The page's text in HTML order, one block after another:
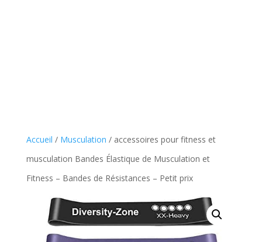
Accueil / Musculation / accessoires pour fitness et
musculation Bandes Élastique de Musculation et
Fitness – Bandes de Résistances – Petit prix